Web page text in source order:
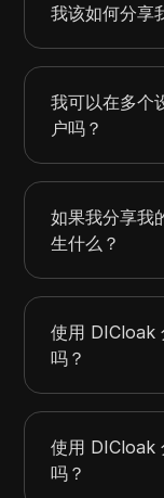
我该如何分享
我可以在多个
户吗？
如果我分享我
生什么？
使用 DICloak
吗？
使用 DICloak
吗？